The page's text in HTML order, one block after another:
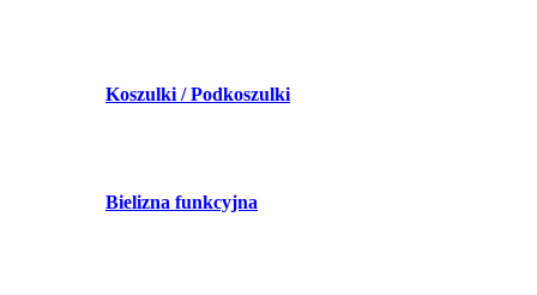
Koszulki / Podkoszulki
Bielizna funkcyjna